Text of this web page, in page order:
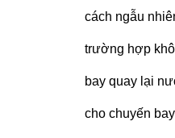
cách ngẫu
trường hợp
bay quay lại
cho chuyến